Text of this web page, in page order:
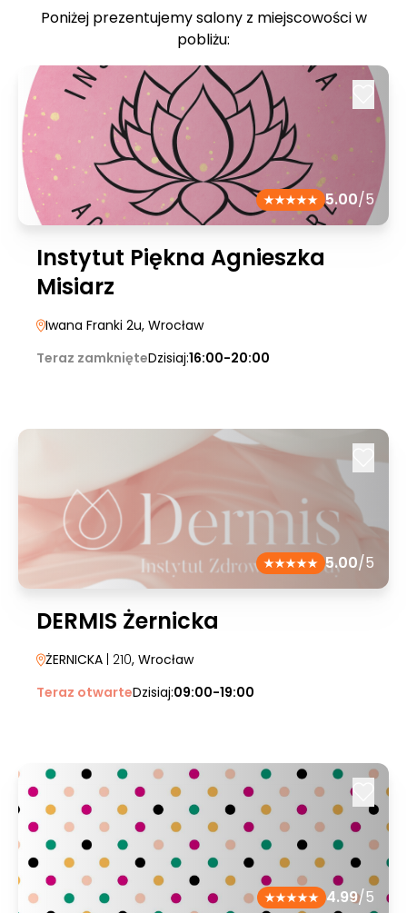
Poniżej prezentujemy salony z miejscowości w
pobliżu:
5.00/5
Instytut Piękna Agnieszka
Misiarz
Iwana Franki 2u, Wrocław
Teraz zamknięteDzisiaj:16:00-20:00
5.00/5
DERMIS Żernicka
ŻERNICKA | 210, Wrocław
Teraz otwarteDzisiaj:09:00-19:00
4.99/5